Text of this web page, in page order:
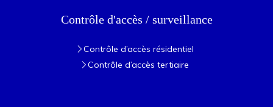
Contrôle d'accès / surveillance
Contrôle d’accès résidentiel
Contrôle d’accès tertiaire